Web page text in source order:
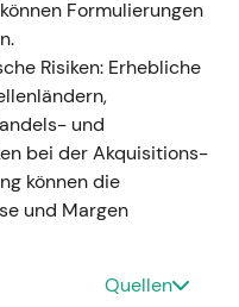
berichtet
nannten
Mio. Euro[44].
strategischen
nicht-
(Velcorin) bei
Pet-Nutrition-
Investoren
von Bereichen
[38],[40].
Formulierungen
Risiken: Erhebliche
und
bei der Akquisitions-
können die
und Margen
Quellen